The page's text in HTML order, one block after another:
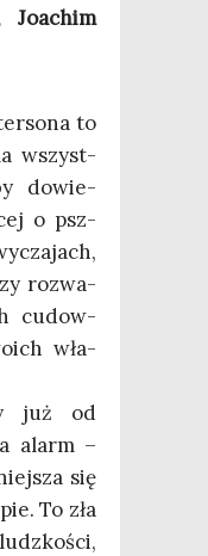
Joachim
to
wszyst­
dowie­
o psz­
roz­wa­
cudow­
wła­
już od
alarm –
się
To zła